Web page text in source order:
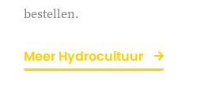
bestellen.
Meer Hydrocultuur